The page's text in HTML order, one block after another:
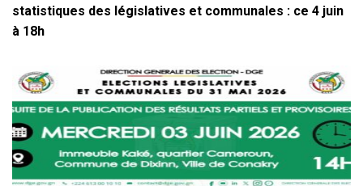
statistiques des législatives et communales : ce 4 juin
à 18h